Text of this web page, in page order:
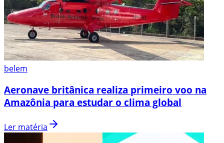
belem
Aeronave britânica realiza primeiro voo na
Amazônia para estudar o clima global
Ler matéria